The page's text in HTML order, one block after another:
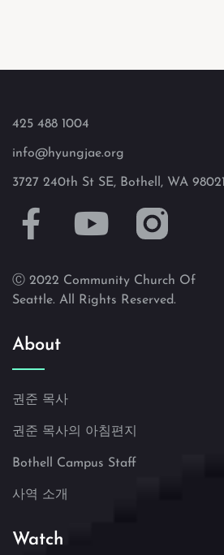
425 488 1004
info@hyungjae.org
3727 240th St SE, Bothell, WA 98021
Ⓒ 2022 Community Church Of
Seattle. All Rights Reserved.
About
권준 목사
권준 목사의 아침편지
Bothell Campus Staff
사역 소개
Watch